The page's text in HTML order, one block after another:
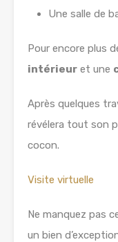
Une salle de
Pour encore plus
intérieur et une
Après quelques
révélera tout son
cocon.
Visite virtuelle
Ne manquez pas
un bien